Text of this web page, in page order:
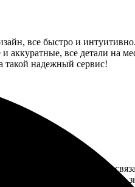
все быстро и
аккуратные, все детали на
такой надежный сервис!
вариантов. Быстро
вариантов форм и размеров